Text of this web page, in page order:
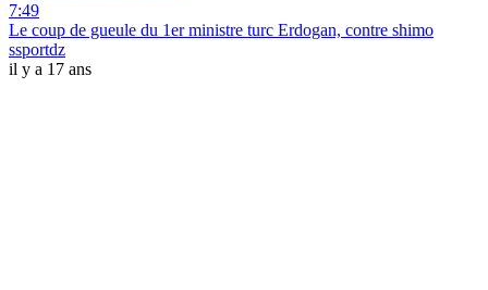
7:49
Le coup de gueule du 1er ministre turc Erdogan, contre shimo
ssportdz
il y a 17 ans